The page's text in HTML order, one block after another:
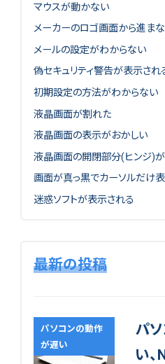
マウスが動かない
メーカーのロゴ画面から進ま
メールの設定がわからない
偽セキュリティ警告が表示され
初期設定の方法がわからない
液晶画面が割れた
液晶画面の表示がおかしい
液晶画面の開閉部分(ヒンジ)
画面が真っ黒でカーソルだけ
迷惑ソフトが表示される
最新の投稿
パソコンの動作
が遅い
パ
い